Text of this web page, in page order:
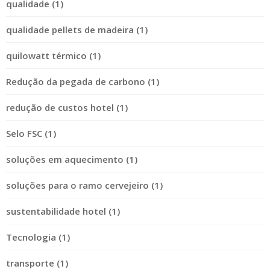
qualidade (1)
qualidade pellets de madeira (1)
quilowatt térmico (1)
Redução da pegada de carbono (1)
redução de custos hotel (1)
Selo FSC (1)
soluções em aquecimento (1)
soluções para o ramo cervejeiro (1)
sustentabilidade hotel (1)
Tecnologia (1)
transporte (1)